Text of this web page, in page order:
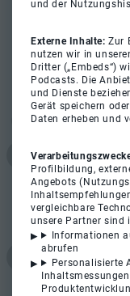
und der
Externe Inhalte:Zur
nutzen wir in
Dritter („Embeds“)
Podcasts. Die
und Dienste
Gerät speichern
Daten erheben und
Profilbildung,
Angebots
vergleichbare
unsere Partner sind
Informationen
abrufen
Personalisierte